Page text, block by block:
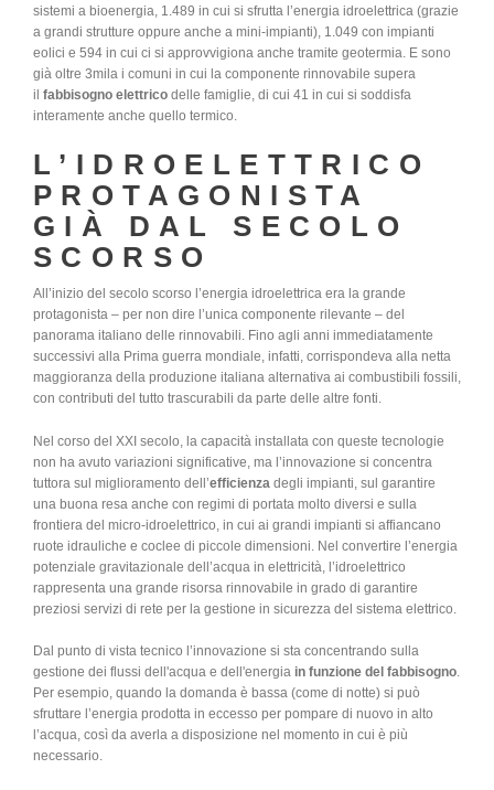
sistemi a bioenergia, 1.489 in cui si sfrutta l’energia idroelettrica (grazie
a grandi strutture oppure anche a mini-impianti), 1.049 con impianti
eolici e 594 in cui ci si approvvigiona anche tramite geotermia. E sono
già oltre 3mila i comuni in cui la componente rinnovabile supera
il fabbisogno elettrico delle famiglie, di cui 41 in cui si soddisfa
interamente anche quello termico.
L’IDROELETTRICO
PROTAGONISTA
GIÀ DAL SECOLO
SCORSO
All’inizio del secolo scorso l’energia idroelettrica era la grande
protagonista – per non dire l’unica componente rilevante – del
panorama italiano delle rinnovabili. Fino agli anni immediatamente
successivi alla Prima guerra mondiale, infatti, corrispondeva alla netta
maggioranza della produzione italiana alternativa ai combustibili fossili,
con contributi del tutto trascurabili da parte delle altre fonti.
Nel corso del XXI secolo, la capacità installata con queste tecnologie
non ha avuto variazioni significative, ma l’innovazione si concentra
tuttora sul miglioramento dell’efficienza degli impianti, sul garantire
una buona resa anche con regimi di portata molto diversi e sulla
frontiera del micro-idroelettrico, in cui ai grandi impianti si affiancano
ruote idrauliche e coclee di piccole dimensioni. Nel convertire l’energia
potenziale gravitazionale dell’acqua in elettricità, l’idroelettrico
rappresenta una grande risorsa rinnovabile in grado di garantire
preziosi servizi di rete per la gestione in sicurezza del sistema elettrico.
Dal punto di vista tecnico l’innovazione si sta concentrando sulla
gestione dei flussi dell'acqua e dell'energia in funzione del fabbisogno
Per esempio, quando la domanda è bassa (come di notte) si può
sfruttare l’energia prodotta in eccesso per pompare di nuovo in alto
l’acqua, così da averla a disposizione nel momento in cui è più
necessario.